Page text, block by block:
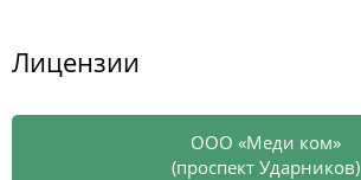
Лицензии
ООО «Меди ком»
(проспект Ударников)